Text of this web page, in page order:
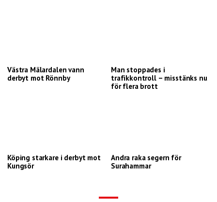
Västra Mälardalen vann
derbyt mot Rönnby
Man stoppades i
trafikkontroll – misstänks nu
för flera brott
Köping starkare i derbyt mot
Kungsör
Andra raka segern för
Surahammar